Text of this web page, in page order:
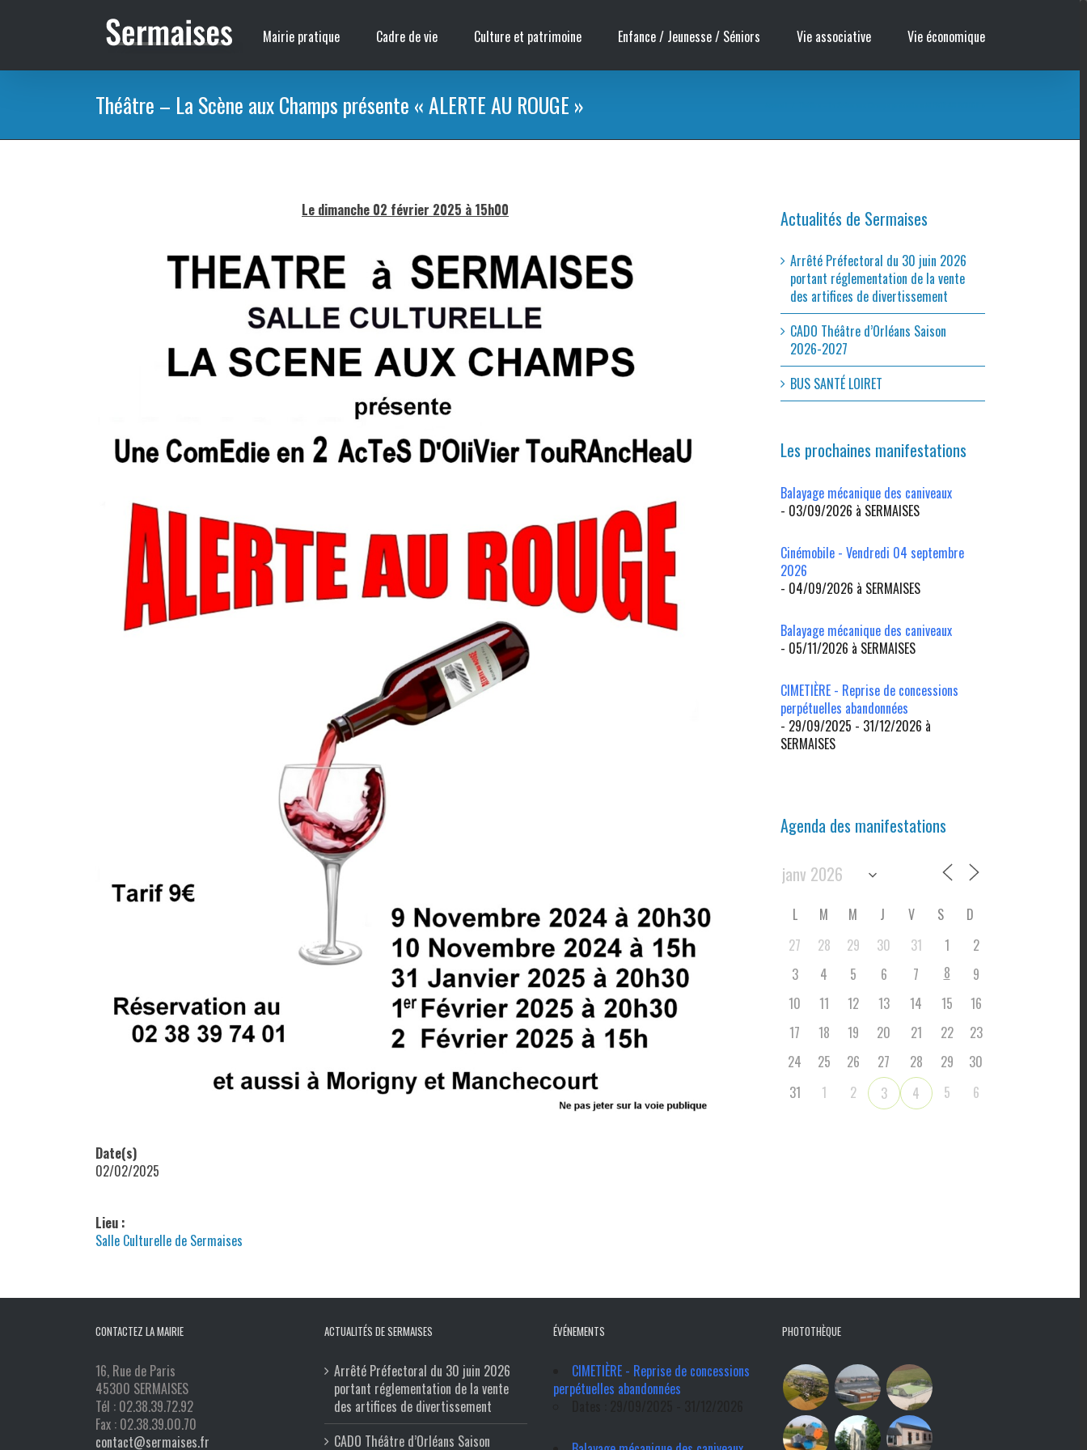
Mairie pratique Cadre de vie Culture et patrimoine Enfance / Jeunesse / Séniors Vie associative Vie économique
Théâtre – La Scène aux Champs présente « ALERTE AU ROUGE »
Le dimanche 02 février 2025 à 15h00
Date(s)
02/02/2025
Lieu :
Salle Culturelle de Sermaises
Actualités de Sermaises
Arrêté Préfectoral du 30 juin 2026
portant réglementation de la vente
des artifices de divertissement
CADO Théâtre d’Orléans Saison
2026-2027
BUS SANTÉ LOIRET
Les prochaines manifestations
Balayage mécanique des caniveaux
- 03/09/2026 à SERMAISES
Cinémobile - Vendredi 04 septembre
2026
- 04/09/2026 à SERMAISES
Balayage mécanique des caniveaux
- 05/11/2026 à SERMAISES
CIMETIÈRE - Reprise de concessions
perpétuelles abandonnées
- 29/09/2025 - 31/12/2026 à
SERMAISES
Agenda des manifestations
L M M J V S
D
27
28 29 30 31 1
2
3
4 5 6 7 8
9
10
11 12 13 14 15
16
17
18 19 20 21 22
23
24
25 26 27 28 29
30
31
1 2 3 4 5 6
CONTACTEZ LA MAIRIE
16, Rue de Paris
45300 SERMAISES
Tél : 02.38.39.72.92
Fax : 02.38.39.00.70
contact@sermaises.fr
ACTUALITÉS DE SERMAISES
Arrêté Préfectoral du 30 juin 2026
portant réglementation de la vente
des artifices de divertissement
CADO Théâtre d’Orléans Saison
ÉVÉNEMENTS
CIMETIÈRE - Reprise de concessions
perpétuelles abandonnées
PHOTOTHÈQUE